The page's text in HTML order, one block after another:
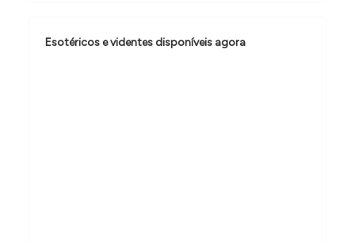
o
d
Esotéricos e videntes disponíveis agora